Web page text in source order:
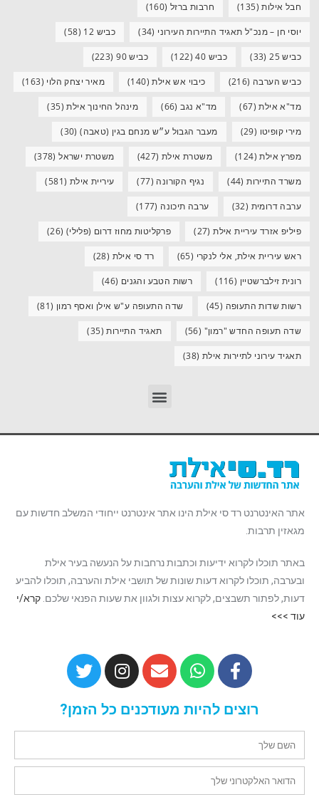
חבל אילות(135) חרבות ברזל (160)
יוסי חן – מנכ"ל תאגיד התיירות העירוני (34) כביש 12 (58)
כביש 25 (33) כביש 40 (122) כביש 90 (223)
כביש הערבה (216) כיבוי אש אילת(140) מאיר יצחק הלוי (163)
מד"א אילת(67) מד"א נגב(66) מינהל החינוך אילת(35)
מירי קופיטו (29) מעבר הגבול ע״ש מנחם בגין (טאבה)(30)
מפרץ אילת(124) משטרת אילת (427) משטרת ישראל(378)
משרד התיירות(44) נגיף הקורונה (77) עיריית אילת (581)
ערבה דרומית (32) ערבה תיכונה (177)
פיליפ אזרד עיריית אילת(27) פרקליטות מחוז דרום (פלילי) (26)
ראש עיריית אילת, אלי לנקרי (65) רד סי אילת (28)
רונית זילברשטיין (116) רשות הטבע והגנים (46)
רשות שדות התעופה (45) שדה התעופה ע"ש אילן ואסף רמון (81)
שדה תעופה החדש "רמון" (56) תאגיד התיירות(35)
תאגיד עירוני לתיירות אילת (38)
אתר האינטרנט רד סי אילת הינו אתר אינטרנט ייחודי המשלב חדשות עם
מגאזין תרבות.
באתר תוכלו לקרוא ידיעות וכתבות נרחבות על הנעשה בעיר אילת
ובערבה, תוכלו לקרוא דעות שונות של תושבי אילת והערבה, תוכלו להביע
דעות, לפתור תשבצים, לקרוא עצות ולגוון את שעות הפנאי שלכם. קרא/י
עוד >>>
רוצים להיות מעודכנים כל הזמן?